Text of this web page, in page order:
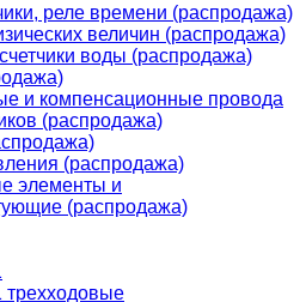
реле времени (распродажа)
величин (распродажа)
воды (распродажа)
и компенсационные провода
(распродажа)
(распродажа)
элементы и
(распродажа)
трехходовые